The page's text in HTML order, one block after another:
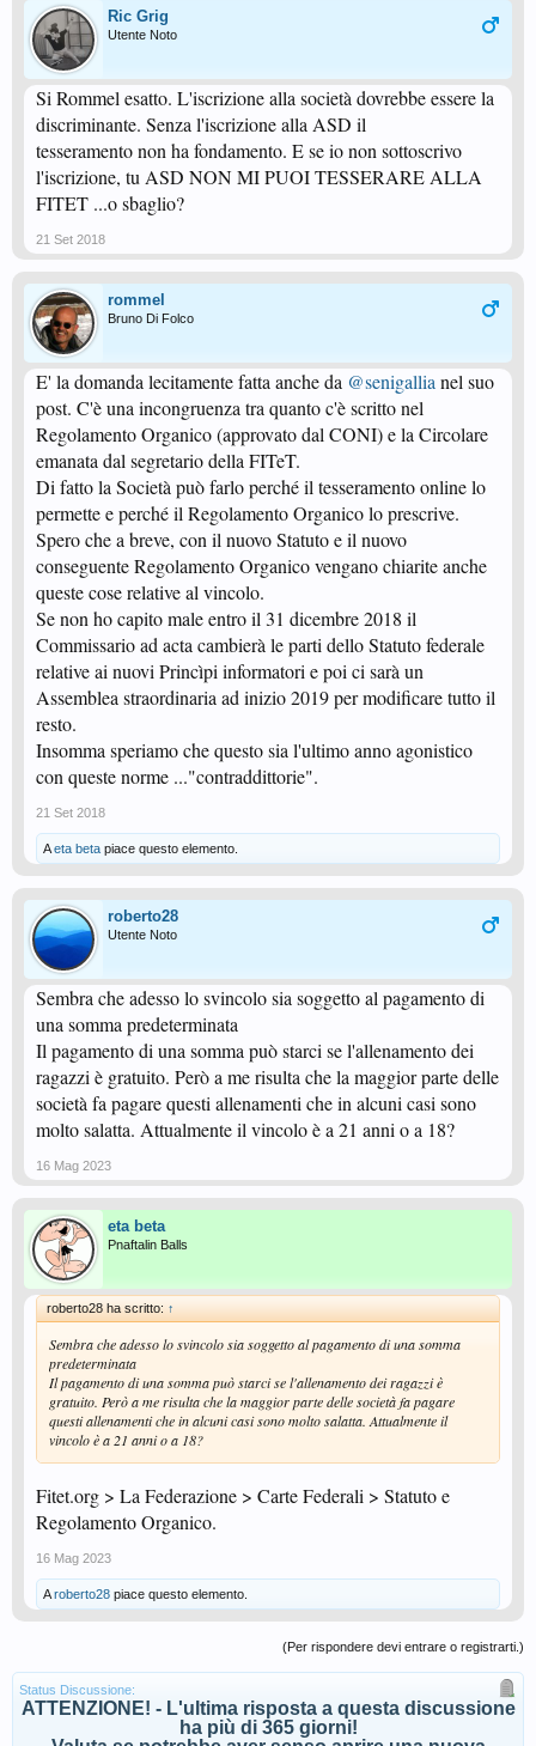
Ric Grig
Utente Noto
Si Rommel esatto. L'iscrizione alla società dovrebbe essere la
discriminante. Senza l'iscrizione alla ASD il
tesseramento non ha fondamento. E se io non sottoscrivo
l'iscrizione, tu ASD NON MI PUOI TESSERARE ALLA
FITET ...o sbaglio?
21 Set 2018
rommel
Bruno Di Folco
E' la domanda lecitamente fatta anche da @senigallia nel suo
post. C'è una incongruenza tra quanto c'è scritto nel
Regolamento Organico (approvato dal CONI) e la Circolare
emanata dal segretario della FITeT.
Di fatto la Società può farlo perché il tesseramento online lo
permette e perché il Regolamento Organico lo prescrive.
Spero che a breve, con il nuovo Statuto e il nuovo
conseguente Regolamento Organico vengano chiarite anche
queste cose relative al vincolo.
Se non ho capito male entro il 31 dicembre 2018 il
Commissario ad acta cambierà le parti dello Statuto federale
relative ai nuovi Princìpi informatori e poi ci sarà un
Assemblea straordinaria ad inizio 2019 per modificare tutto il
resto.
Insomma speriamo che questo sia l'ultimo anno agonistico
con queste norme ..."contraddittorie".
21 Set 2018
Aeta beta piace questo elemento.
roberto28
Utente Noto
Sembra che adesso lo svincolo sia soggetto al pagamento di
una somma predeterminata
Il pagamento di una somma può starci se l'allenamento dei
ragazzi è gratuito. Però a me risulta che la maggior parte delle
società fa pagare questi allenamenti che in alcuni casi sono
molto salatta. Attualmente il vincolo è a 21 anni o a 18?
16 Mag 2023
eta beta
Pnaftalin Balls
roberto28 ha scritto: ↑
Sembra che adesso lo svincolo sia soggetto al pagamento di una somma
predeterminata
Il pagamento di una somma può starci se l'allenamento dei ragazzi è
gratuito. Però a me risulta che la maggior parte delle società fa pagare
questi allenamenti che in alcuni casi sono molto salatta. Attualmente il
vincolo è a 21 anni o a 18?
Fitet.org > La Federazione > Carte Federali > Statuto e
Regolamento Organico.
16 Mag 2023
Aroberto28 piace questo elemento.
(Per rispondere devi entrare o registrarti.)
Status Discussione:
ATTENZIONE! - L'ultima risposta a questa discussione
ha più di 365 giorni!